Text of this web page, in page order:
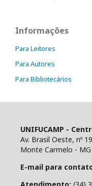
Informações
Para Leitores
Para Autores
Para Bibliotecários
UNIFUCAMP -
Av. Brasil Oeste, nº
Monte Carmelo - MG
E-mail para